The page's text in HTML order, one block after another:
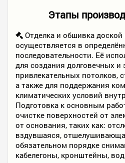
Этапы
Отделка и обшивка
осуществляется в
последовательности. Её
для создания долговечных и
привлекательных потолков,
а также для поддержания
климатических условий
Подготовка к основным
очистке поверхностей от
от основания, таких как:
вздувшаяся,
обязательном порядке
кабелегоны, кронштейны,